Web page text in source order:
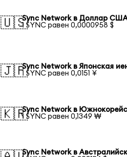
🇺🇸Sync Network в Доллар
1 SYNC равен 0,0000958 $
🇯🇵Sync Network в Японская
1 SYNC равен 0,0151 ¥
🇰🇷Sync Network в
1 SYNC равен 0,1349 ₩
Sync Network в